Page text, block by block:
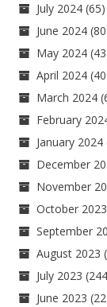
July 2024 (65)
June 2024
May 2024
April 2024
March 2024
February
January 2024
December
November
October 2023
September
August 2023
July 2023
June 2023